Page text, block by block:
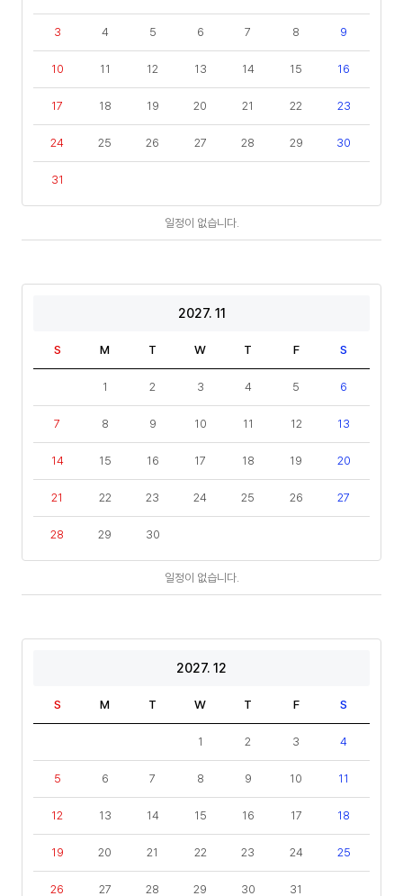
3 4 5 6 7 8 9
10 11 12 13 14 15 16
17 18 19 20 21 22 23
24 25 26 27 28 29 30
31
일정이 없습니다.
2027. 11
S M T W T F S
1 2 3 4 5 6
7 8 9 10 11 12 13
14 15 16 17 18 19 20
21 22 23 24 25 26 27
28 29 30
일정이 없습니다.
2027. 12
S M T W T F S
1 2 3 4
5 6 7 8 9 10 11
12 13 14 15 16 17 18
19 20 21 22 23 24 25
26 27 28 29 30 31